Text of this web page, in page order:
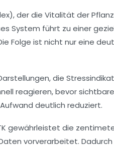
der die Vitalität der
System führt zu einer
ist nicht nur eine
die
reagieren, bevor
deutlich reduziert.
gewährleistet die
vorverarbeitet.